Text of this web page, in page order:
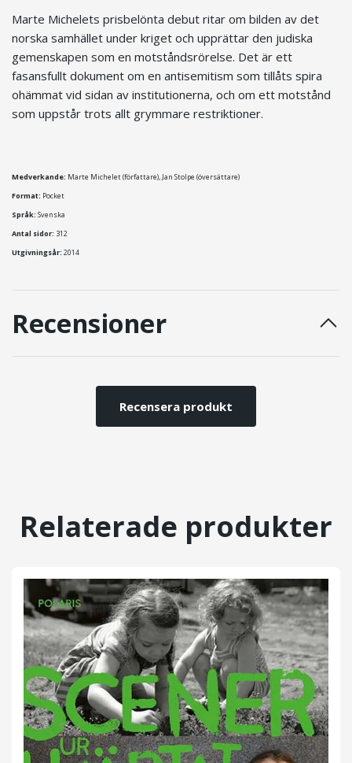
Marte Michelets prisbelönta debut ritar om bilden av det
norska samhället under kriget och upprättar den judiska
gemenskapen som en motståndsrörelse. Det är ett
fasansfullt dokument om en antisemitism som tillåts spira
ohämmat vid sidan av institutionerna, och om ett motstånd
som uppstår trots allt grymmare restriktioner.
Medverkande: Marte Michelet (författare), Jan Stolpe (översättare)
Format: Pocket
Språk: Svenska
Antal sidor: 312
Utgivningsår: 2014
Recensioner
Recensera produkt
Relaterade produkter